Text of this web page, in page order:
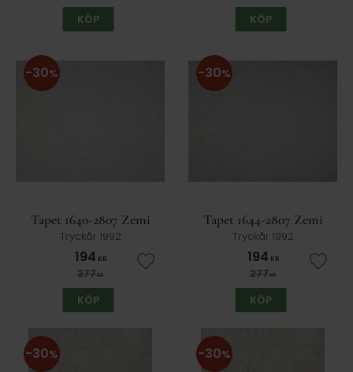
KÖP KÖP
Tapet 1640-2807 Zemi
Tryckår 1992
194 KR
277KR
30%
Lägg till i favoriter
KÖP
Tapet 1644-2807 Zemi
Tryckår 1992
194 KR
277KR
30%
Lägg
KÖP
30% 30%